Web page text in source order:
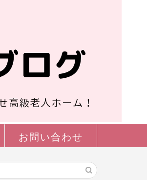
お問い合わせ